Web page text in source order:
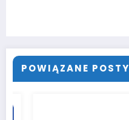
POWIĄZANE POSTY